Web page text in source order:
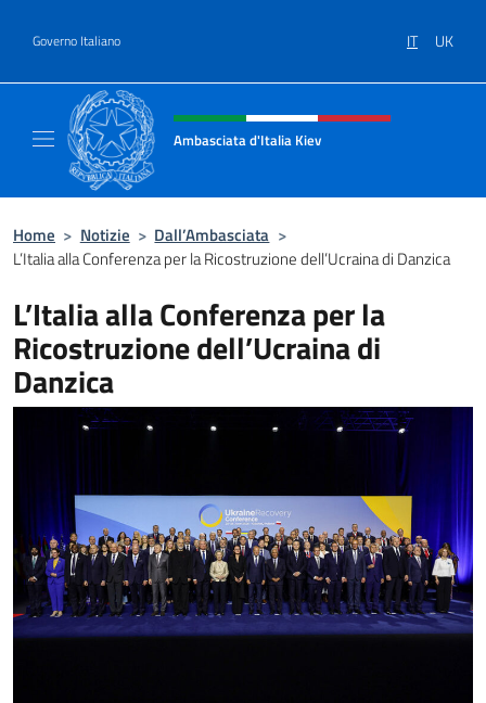
Governo Italiano IT UK
Intestazione sito, social e menù
Ambasciata d'Italia Kiev
Home > Notizie > Dall’Ambasciata >
L’Italia alla Conferenza per la Ricostruzione dell’Ucraina di Danzica
L’Italia alla Conferenza per la
Ricostruzione dell’Ucraina di
Danzica